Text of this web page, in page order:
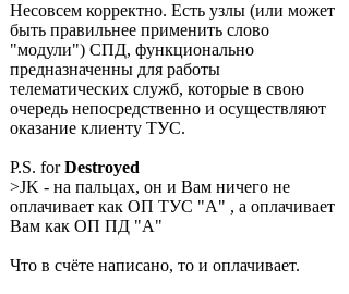
Несовсем корректно. Есть узлы (или может
быть правильнее применить слово
"модули") СПД, функционально
предназначенны для работы
телематических служб, которые в свою
очередь непосредственно и осуществляют
оказание клиенту ТУС.
P.S. forDestroyed
>JK - на пальцах, он и Вам ничего не
оплачивает как ОП ТУС "А" , а оплачивает
Вам как ОП ПД "А"
Что в счёте написано, то и оплачивает.